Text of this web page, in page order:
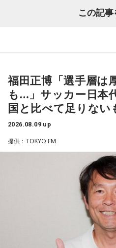
カップ26（以下、W杯）」のブ
福田正博さん
1966年生まれの福田正博さんは
輝き、Jリーグ通算228試合出場
45試合出場で9ゴールを記録す
はW杯アジア地区最終予選にも
を引退した後は、サッカー解説
ほか、講演会やサッカー教室を
活かしながら幅広く活動してい
◆福田正博がW杯ブラジル戦を
この記
福田正博「選手層は
も…」サッカー日本
国と比べて足りない
2026.08.09 up
提供：TOKYO FM